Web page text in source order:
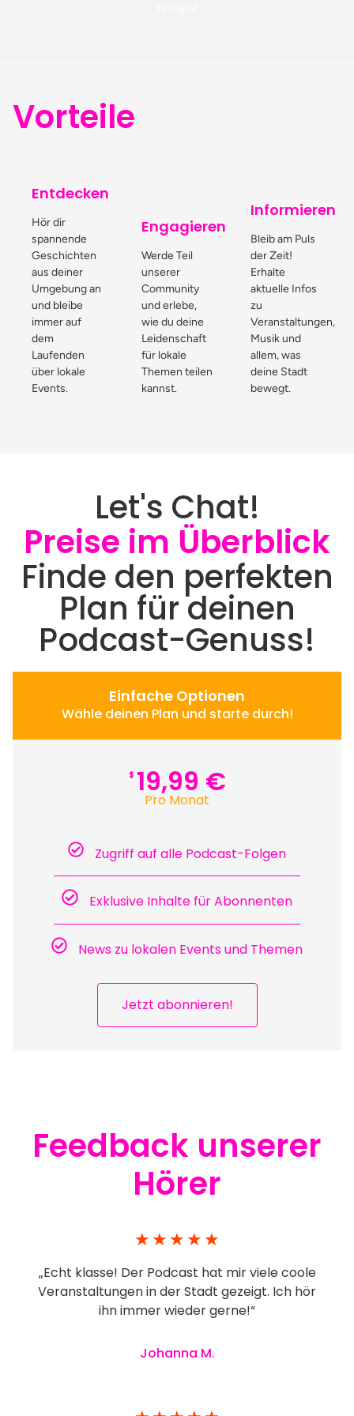
Vorteile
Entdecken
Hör dir
spannende
Geschichten
aus deiner
Umgebung an
und bleibe
immer auf
dem
Laufenden
über lokale
Events.
Engagieren
Werde Teil
unserer
Community
und erlebe,
wie du deine
Leidenschaft
für lokale
Themen teilen
kannst.
Informieren
Bleib am Puls
der Zeit!
Erhalte
aktuelle Infos
zu
Veranstaltungen,
Musik und
allem, was
deine Stadt
bewegt.
Let's Chat!
Preise im Überblick
Finde den perfekten
Plan für deinen
Podcast-Genuss!
Einfache Optionen
Wähle deinen Plan und starte durch!
$ 19,99 €
Pro Monat
Zugriff auf alle Podcast-Folgen
Exklusive Inhalte für Abonnenten
News zu lokalen Events und Themen
Jetzt abonnieren!
Feedback unserer
Hörer
★ ★ ★ ★ ★
„Echt klasse! Der Podcast hat mir viele coole
Veranstaltungen in der Stadt gezeigt. Ich hör
ihn immer wieder gerne!“
Johanna M.